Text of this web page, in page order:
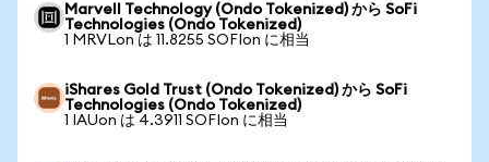
Marvell Technology (Ondo Tokenized) から SoFi
Technologies (Ondo Tokenized)
1 MRVLon は 11.8255 SOFIon に相当
iShares Gold Trust (Ondo Tokenized) から SoFi
Technologies (Ondo Tokenized)
1 IAUon は 4.3911 SOFIon に相当